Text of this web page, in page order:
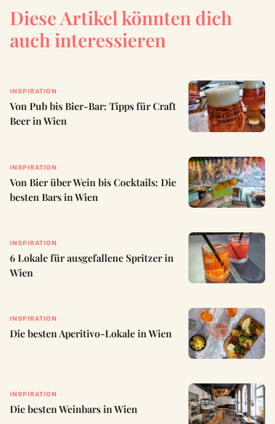
Diese Artikel könnten dich
auch interessieren
INSPIRATION
Von Pub bis Bier-Bar: Tipps für Craft
Beer in Wien
INSPIRATION
Von Bier über Wein bis Cocktails: Die
besten Bars in Wien
INSPIRATION
6 Lokale für ausgefallene Spritzer in
Wien
INSPIRATION
Die besten Aperitivo-Lokale in Wien
INSPIRATION
Die besten Weinbars in Wien